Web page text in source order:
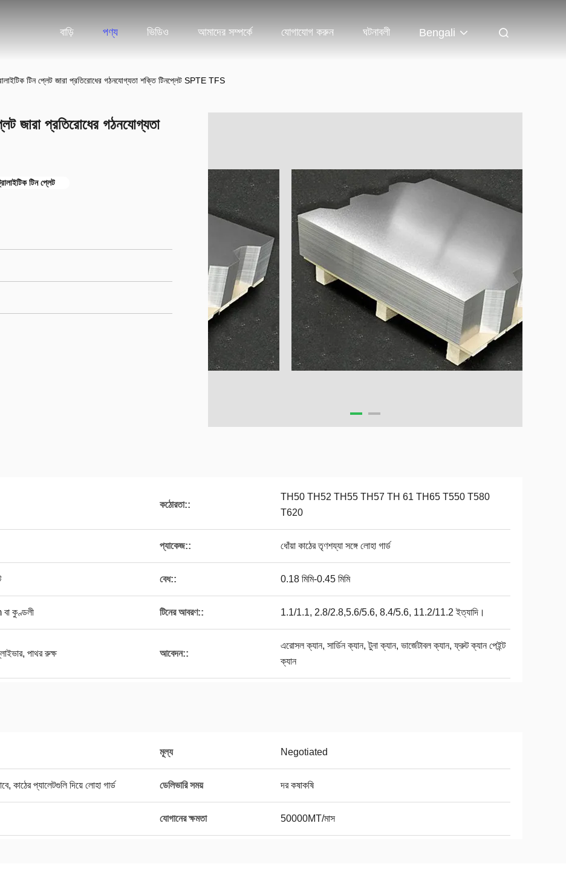
বাড়ি পণ্য ভিডিও আমাদের সম্পর্কে যোগাযোগ করুন ঘটনাবলী Bengali
টিন প্লেট জারা প্রতিরোধের গঠনযোগ্যতা শক্তি টিনপ্লেট SPTE TFS
জারা প্রতিরোধের গঠনযোগ্যতা
টিন প্লেট
কঠোরতা::
TH50 TH52 TH55 TH57 TH 61 TH65 T550 T580
T620
প্যাকেজ:: ধোঁয়া কাঠের তৃণশয্যা সঙ্গে লোহা গার্ড
বেধ:: 0.18 মিমি-0.45 মিমি
কুণ্ডলী টিনের আবরণ:: 1.1/1.1, 2.8/2.8,5.6/5.6, 8.4/5.6, 11.2/11.2 ইত্যাদি।
পাথর রুক্ষ আবেদন::
এরোসল ক্যান, সার্ডিন ক্যান, টুনা ক্যান, ভার্জেটাবল ক্যান, ফ্রুট ক্যান পেইন্ট
ক্যান
মূল্য Negotiated
কাঠের প্যালেটগুলি দিয়ে লোহা গার্ড ডেলিভারি সময় দর কষাকষি
যোগানের ক্ষমতা 50000MT/মাস